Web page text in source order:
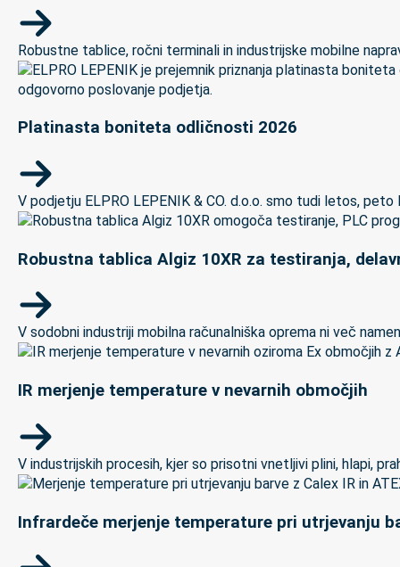
Robustne tablice, ročni terminali in industrijske mobilne
Platinasta boniteta odličnosti 2026
V podjetju ELPRO LEPENIK & CO. d.o.o. smo tudi letos,
Robustna tablica Algiz 10XR za testiranja,
V sodobni industriji mobilna računalniška oprema ni več
IR merjenje temperature v nevarnih območjih
V industrijskih procesih, kjer so prisotni vnetljivi plini, hlapi,
Infrardeče merjenje temperature pri utrjevanju